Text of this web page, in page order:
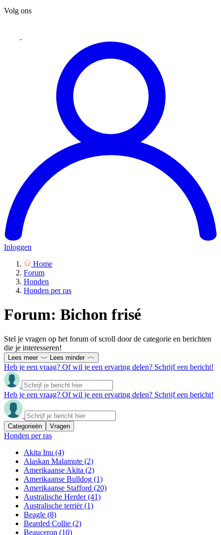
Volg ons
Inloggen
Home
Forum
Honden
Honden per ras
Forum: Bichon frisé
Stel je vragen op het forum of scroll door de categorie en berichten
die je interesseren!
Lees meer Lees minder
Heb je een vraag? Of wil je een ervaring delen? Schrijf een bericht!
Heb je een vraag? Of wil je een ervaring delen? Schrijf een bericht!
Categorieën Vragen
Honden per ras
Akita Inu (4)
Alaskan Malamute (2)
Amerikaanse Akita (2)
Amerikaanse Bulldog (1)
Amerikaanse Stafford (20)
Australische Herder(41)
Australische terriër(1)
Beagle (8)
Bearded Collie (2)
Beauceron (10)